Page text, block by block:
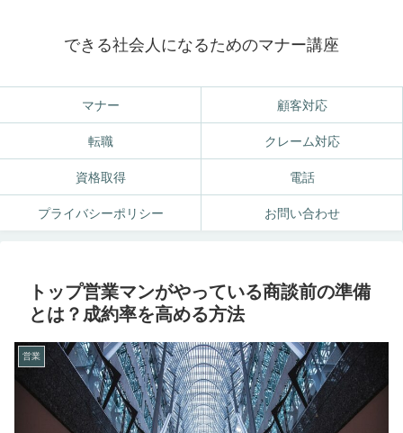
できる社会人になるためのマナー講座
マナー 顧客対応
転職 クレーム対応
資格取得 電話
プライバシーポリシー お問い合わせ
トップ営業マンがやっている商談前の準備
とは？成約率を高める方法
営業